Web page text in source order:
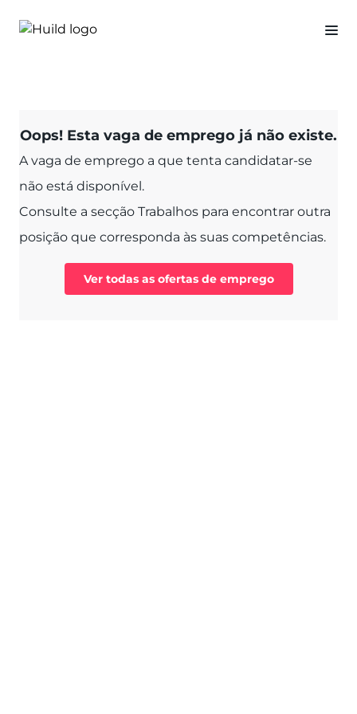
Oops! Esta vaga de emprego já não existe.
A vaga de emprego a que tenta candidatar-se
não está disponível.
Consulte a secção Trabalhos para encontrar outra
posição que corresponda às suas competências.
Ver todas as ofertas de emprego